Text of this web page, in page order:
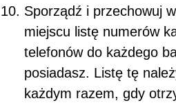
Sporządź i przechowuj
miejscu listę numerów
telefonów do każdego
posiadasz. Listę tę
każdym razem, gdy